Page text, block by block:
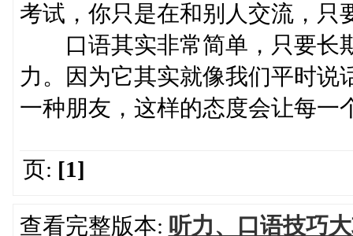
考试，你只是在和别人交流，只
口语其实非常简单，只要长
力。因为它其实就像我们平时说
一种朋友，这样的态度会让每一
页: [1]
查看完整版本: 听力、口语技巧